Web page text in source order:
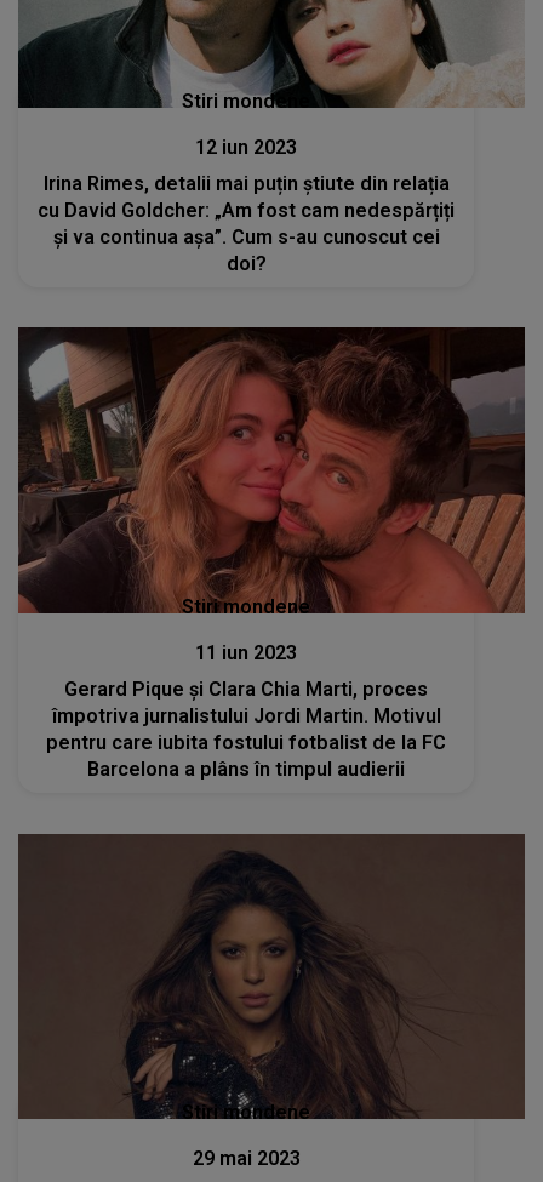
Stiri mondene
12 iun 2023
Irina Rimes, detalii mai puțin știute din relația
cu David Goldcher: „Am fost cam nedespărțiți
și va continua așa”. Cum s-au cunoscut cei
doi?
Stiri mondene
11 iun 2023
Gerard Pique și Clara Chia Marti, proces
împotriva jurnalistului Jordi Martin. Motivul
pentru care iubita fostului fotbalist de la FC
Barcelona a plâns în timpul audierii
Stiri mondene
29 mai 2023